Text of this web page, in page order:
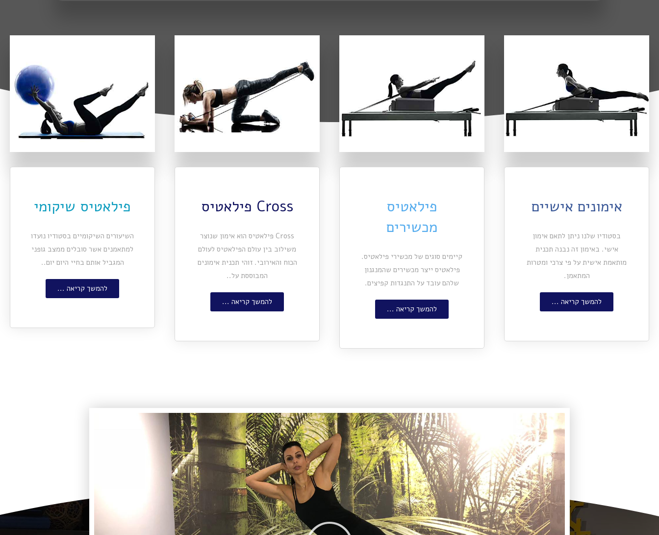
אימונים אישיים
בסטודיו שלנו ניתן לתאם אימון
אישי. באימון זה נבנה תכנית
מותאמת אישית על פי צרכי ומטרות
המתאמן.
להמשך קריאה ...
פילאטיס
מכשירים
קיימים סוגים של מכשירי פילאטיס.
פילאטיס ייצר מכשירים שהמנגנון
שלהם עובד על התנגדות קפיצים.
להמשך קריאה ...
Cross פילאטיס
Cross פילאטיס הוא אימון שנוצר
משילוב בין עולם הפילאטיס לעולם
הכוח והאירובי. זוהי תכנית אימונים
המבוססת על..
להמשך קריאה ...
פילאטיס שיקומי
השיעורים השיקומיים בסטודיו נועדו
למתאמנים אשר סובלים ממצב גופני
המגביל אותם בחיי היום יום..
להמשך קריאה ...